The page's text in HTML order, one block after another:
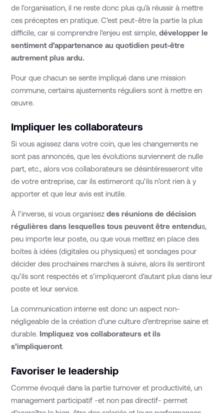
de l'organisation, il ne reste donc plus qu’à réussir à mettre
ces préceptes en pratique. C’est peut-être la partie la plus
difficile, car si comprendre l’enjeu est simple, développer le
sentiment d’appartenance au quotidien peut-être
autrement plus ardu.
Pour que chacun se sente impliqué dans une mission
commune, certains ajustements réguliers sont à mettre en
œuvre.
Impliquer les collaborateurs
Si vous agissez dans votre coin, que les changements ne
sont pas annoncés, que les évolutions surviennent de nulle
part, etc., alors vos collaborateurs se désintéresseront vite
de votre entreprise, car ils estimeront qu’ils n’ont rien à y
apporter et que leur avis est inutile.
À l’inverse, si vous organisezdes réunions de décision
régulières dans lesquelles tous peuvent être entendus,
peu importe leur poste, ou que vous mettez en place des
boites à idées (digitales ou physiques) et sondages pour
décider des prochaines marches à suivre, alors ils sentiront
qu’ils sont respectés et s’impliqueront d’autant plus dans leur
poste et leur service.
La communication interne est donc un aspect non-
négligeable de la création d’une culture d’entreprise saine et
durable. Impliquez vos collaborateurs et ils
s’impliqueront.
Favoriser le leadership
Comme évoqué dans la partie turnover et productivité, un
management participatif -et non pas directif- permet